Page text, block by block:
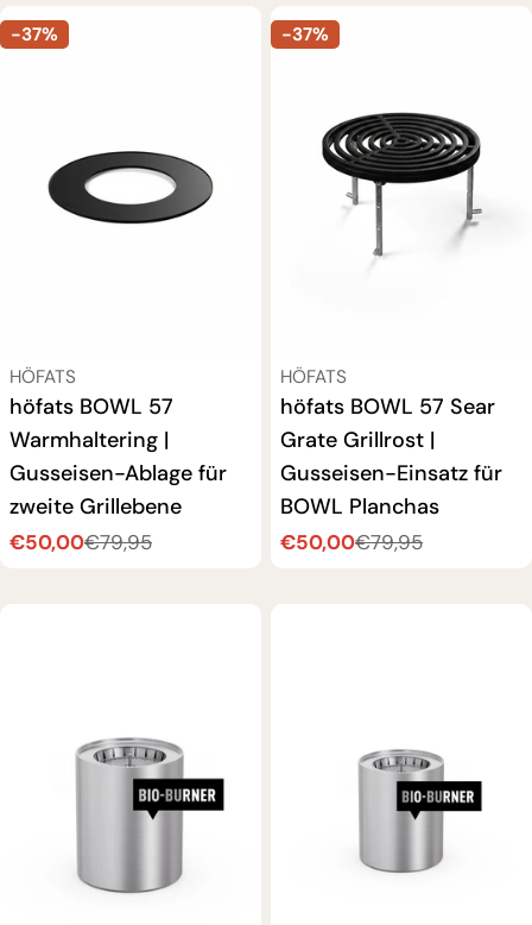
-37%
VERKÄUFER:
HÖFATS
höfats BOWL 57
Warmhaltering |
Gusseisen-Ablage für
zweite Grillebene
Verkaufspreis
€50,00
Regulärer€79,95
-37%
VERKÄUFER:
HÖFATS
höfats BOWL 57 Sear
Grate Grillrost |
Gusseisen-Einsatz für
BOWL Planchas
Verkaufspreis
€50,00
Regulärer€79,95